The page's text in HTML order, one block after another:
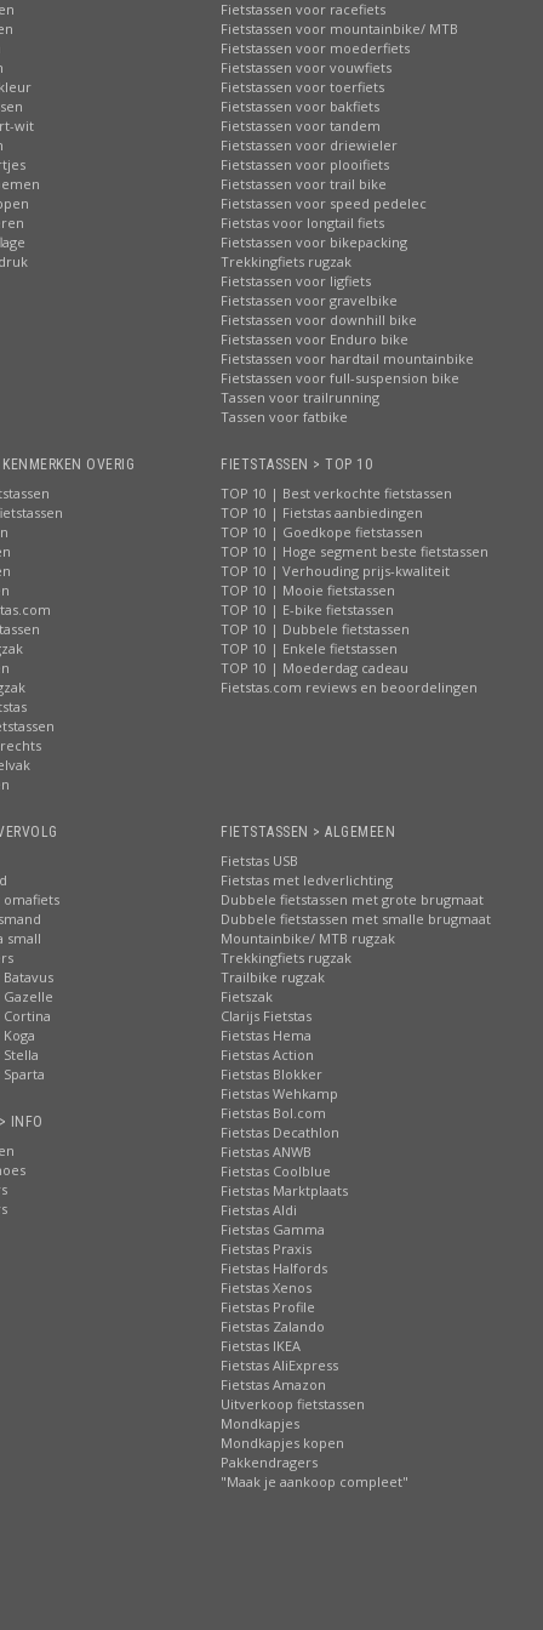
wit
Fietstassen voor racefiets
Fietstassen voor mountainbike/ MTB
Fietstassen voor moederfiets
Fietstassen voor vouwfiets
Fietstassen voor toerfiets
Fietstassen voor bakfiets
Fietstassen voor tandem
Fietstassen voor driewieler
Fietstassen voor plooifiets
Fietstassen voor trail bike
Fietstassen voor speed pedelec
Fietstas voor longtail fiets
Fietstassen voor bikepacking
Trekkingfiets rugzak
Fietstassen voor ligfiets
Fietstassen voor gravelbike
Fietstassen voor downhill bike
Fietstassen voor Enduro bike
Fietstassen voor hardtail mountainbike
Fietstassen voor full-suspension bike
Tassen voor trailrunning
Tassen voor fatbike
OVERIG FIETSTASSEN > TOP 10
TOP 10 | Best verkochte fietstassen
TOP 10 | Fietstas aanbiedingen
TOP 10 | Goedkope fietstassen
TOP 10 | Hoge segment beste fietstassen
TOP 10 | Verhouding prijs-kwaliteit
TOP 10 | Mooie fietstassen
TOP 10 | E-bike fietstassen
TOP 10 | Dubbele fietstassen
TOP 10 | Enkele fietstassen
TOP 10 | Moederdag cadeau
Fietstas.com reviews en beoordelingen
omafiets
small
INFO
FIETSTASSEN > ALGEMEEN
Fietstas USB
Fietstas met ledverlichting
Dubbele fietstassen met grote brugmaat
Dubbele fietstassen met smalle brugmaat
Mountainbike/ MTB rugzak
Trekkingfiets rugzak
Trailbike rugzak
Fietszak
Clarijs Fietstas
Fietstas Hema
Fietstas Action
Fietstas Blokker
Fietstas Wehkamp
Fietstas Bol.com
Fietstas Decathlon
Fietstas ANWB
Fietstas Coolblue
Fietstas Marktplaats
Fietstas Aldi
Fietstas Gamma
Fietstas Praxis
Fietstas Halfords
Fietstas Xenos
Fietstas Profile
Fietstas Zalando
Fietstas IKEA
Fietstas AliExpress
Fietstas Amazon
Uitverkoop fietstassen
Mondkapjes
Mondkapjes kopen
Pakkendragers
"Maak je aankoop compleet"